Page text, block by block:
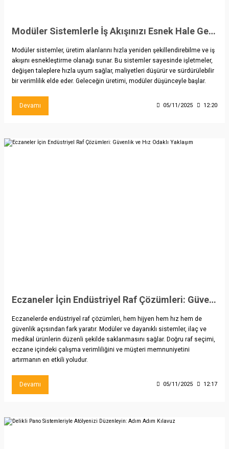
Modüler Sistemlerle İş Akışınızı Esnek Hale Getirin
Modüler sistemler, üretim alanlarını hızla yeniden şekillendirebilme ve iş
akışını esnekleştirme olanağı sunar. Bu sistemler sayesinde işletmeler,
değişen taleplere hızla uyum sağlar, maliyetleri düşürür ve sürdürülebilir
bir verimlilik elde eder. Geleceğin üretimi, modüler düşünceyle başlar.
Devamı 05/11/2025 12:20
Eczaneler İçin Endüstriyel Raf Çözümleri: Güvenlik ve Hız Odaklı Yaklaşım
Eczanelerde endüstriyel raf çözümleri, hem hijyen hem hız hem de
güvenlik açısından fark yaratır. Modüler ve dayanıklı sistemler, ilaç ve
medikal ürünlerin düzenli şekilde saklanmasını sağlar. Doğru raf seçimi,
eczane içindeki çalışma verimliliğini ve müşteri memnuniyetini
artırmanın en etkili yoludur.
Devamı 05/11/2025 12:17